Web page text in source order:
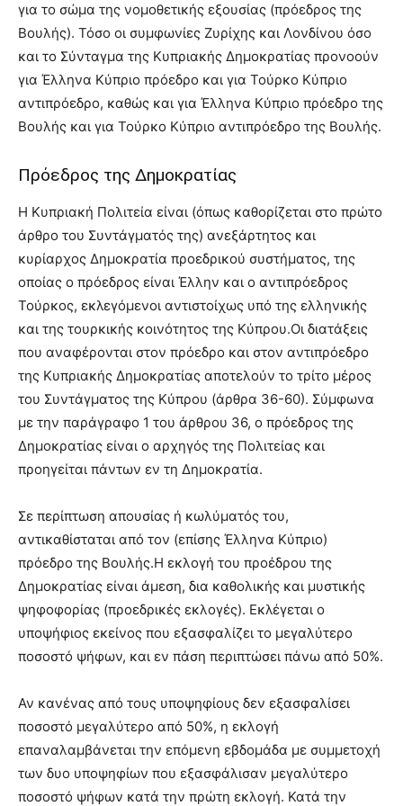
για το σώμα της νομοθετικής εξουσίας (πρόεδρος της
Βουλής). Τόσο οι συμφωνίες Ζυρίχης και Λονδίνου όσο
και το Σύνταγμα της Κυπριακής Δημοκρατίας προνοούν
για Έλληνα Κύπριο πρόεδρο και για Τούρκο Κύπριο
αντιπρόεδρο, καθώς και για Έλληνα Κύπριο πρόεδρο της
Βουλής και για Τούρκο Κύπριο αντιπρόεδρο της Βουλής.
Πρόεδρος της Δημοκρατίας
Η Κυπριακή Πολιτεία είναι (όπως καθορίζεται στο πρώτο
άρθρο του Συντάγματός της) ανεξάρτητος και
κυρίαρχος Δημοκρατία προεδρικού συστήματος, της
οποίας ο πρόεδρος είναι Έλλην και ο αντιπρόεδρος
Τούρκος, εκλεγόμενοι αντιστοίχως υπό της ελληνικής
και της τουρκικής κοινότητος της Κύπρου.Οι διατάξεις
που αναφέρονται στον πρόεδρο και στον αντιπρόεδρο
της Κυπριακής Δημοκρατίας αποτελούν το τρίτο μέρος
του Συντάγματος της Κύπρου (άρθρα 36-60). Σύμφωνα
με την παράγραφο 1 του άρθρου 36, ο πρόεδρος της
Δημοκρατίας είναι ο αρχηγός της Πολιτείας και
προηγείται πάντων εν τη Δημοκρατία.
Σε περίπτωση απουσίας ή κωλύματός του,
αντικαθίσταται από τον (επίσης Έλληνα Κύπριο)
πρόεδρο της Βουλής.Η εκλογή του προέδρου της
Δημοκρατίας είναι άμεση, δια καθολικής και μυστικής
ψηφοφορίας (προεδρικές εκλογές). Εκλέγεται ο
υποψήφιος εκείνος που εξασφαλίζει το μεγαλύτερο
ποσοστό ψήφων, και εν πάση περιπτώσει πάνω από 50%.
Αν κανένας από τους υποψηφίους δεν εξασφαλίσει
ποσοστό μεγαλύτερο από 50%, η εκλογή
επαναλαμβάνεται την επόμενη εβδομάδα με συμμετοχή
των δυο υποψηφίων που εξασφάλισαν μεγαλύτερο
ποσοστό ψήφων κατά την πρώτη εκλογή. Κατά την